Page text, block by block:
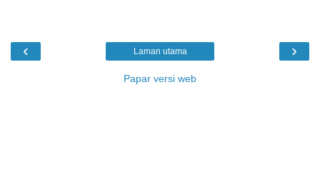
‹ ›
Laman utama
Papar versi web